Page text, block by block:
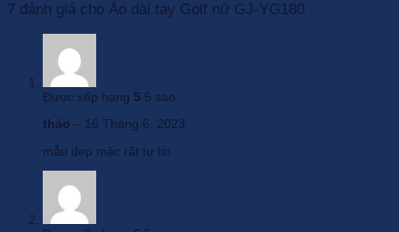
7 đánh giá cho Áo dài tay Golf nữ GJ-YG180
Được xếp hạng 5 5 sao
thảo – 16 Tháng 6, 2023
mẫu đẹp mặc rất tự tin